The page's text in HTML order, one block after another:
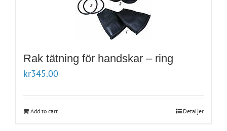
Rak tätning för handskar – ring
kr345.00
Add to cart Detaljer